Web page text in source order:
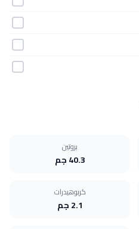
بروتين
40.3 جم
كربوهيدرات
2.1 جم